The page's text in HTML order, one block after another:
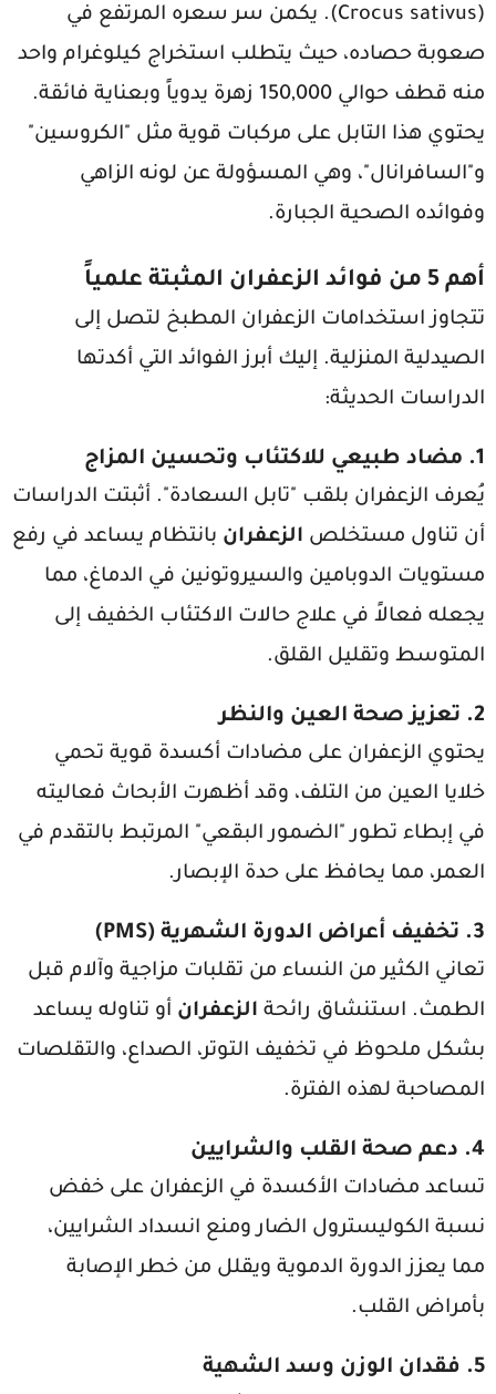
(Crocus sativus). يكمن سر سعره المرتفع في
صعوبة حصاده، حيث يتطلب استخراج كيلوغرام واحد
منه قطف حوالي 150,000 زهرة يدوياً وبعناية فائقة.
يحتوي هذا التابل على مركبات قوية مثل "الكروسين"
و"السافرانال"، وهي المسؤولة عن لونه الزاهي
وفوائده الصحية الجبارة.
أهم 5 من فوائد الزعفران المثبتة علمياً
تتجاوز استخدامات الزعفران المطبخ لتصل إلى
الصيدلية المنزلية. إليك أبرز الفوائد التي أكدتها
الدراسات الحديثة:
1. مضاد طبيعي للاكتئاب وتحسين المزاج
يُعرف الزعفران بلقب "تابل السعادة". أثبتت الدراسات
أن تناول مستخلص الزعفران بانتظام يساعد في رفع
مستويات الدوبامين والسيروتونين في الدماغ، مما
يجعله فعالاً في علاج حالات الاكتئاب الخفيف إلى
المتوسط وتقليل القلق.
2. تعزيز صحة العين والنظر
يحتوي الزعفران على مضادات أكسدة قوية تحمي
خلايا العين من التلف، وقد أظهرت الأبحاث فعاليته
في إبطاء تطور "الضمور البقعي" المرتبط بالتقدم في
العمر، مما يحافظ على حدة الإبصار.
3. تخفيف أعراض الدورة الشهرية (PMS)
تعاني الكثير من النساء من تقلبات مزاجية وآلام قبل
الطمث. استنشاق رائحة الزعفران أو تناوله يساعد
بشكل ملحوظ في تخفيف التوتر، الصداع، والتقلصات
المصاحبة لهذه الفترة.
4. دعم صحة القلب والشرايين
تساعد مضادات الأكسدة في الزعفران على خفض
نسبة الكوليسترول الضار ومنع انسداد الشرايين،
مما يعزز الدورة الدموية ويقلل من خطر الإصابة
بأمراض القلب.
5. فقدان الوزن وسد الشهية